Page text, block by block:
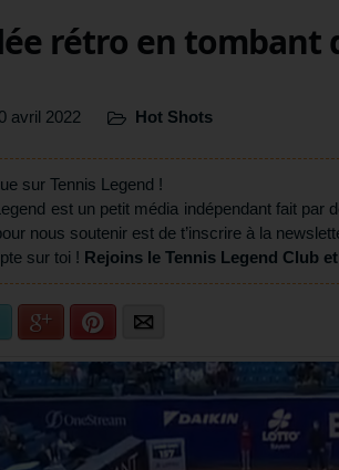
rétro en tombant
avril 2022 Hot Shots
sur Tennis Legend !
est un petit média indépendant fait
nous soutenir est de t’inscrire à la
sur toi ! Rejoins le Tennis Legend Club
Twitter Google+ Pinterest